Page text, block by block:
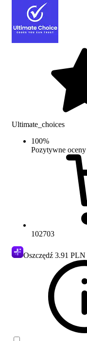
Ultimate_choices
100%
Pozytywne oceny
102703
Oszczędź 3.91 PLN